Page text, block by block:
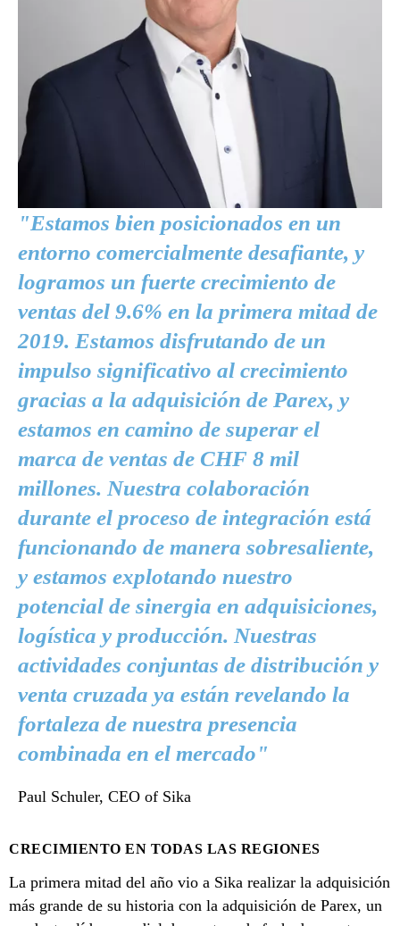
"Estamos bien posicionados en un
entorno comercialmente desafiante, y
logramos un fuerte crecimiento de
ventas del 9.6% en la primera mitad de
2019. Estamos disfrutando de un
impulso significativo al crecimiento
gracias a la adquisición de Parex, y
estamos en camino de superar el
marca de ventas de CHF 8 mil
millones. Nuestra colaboración
durante el proceso de integración está
funcionando de manera sobresaliente,
y estamos explotando nuestro
potencial de sinergia en adquisiciones,
logística y producción. Nuestras
actividades conjuntas de distribución y
venta cruzada ya están revelando la
fortaleza de nuestra presencia
combinada en el mercado"
Paul Schuler, CEO of Sika
CRECIMIENTO EN TODAS LAS REGIONES
La primera mitad del año vio a Sika realizar la adquisición
más grande de su historia con la adquisición de Parex, un